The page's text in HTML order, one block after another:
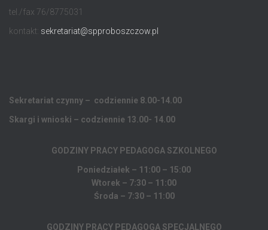
tel./fax 76/8775031
kontakt: sekretariat@spproboszczow.pl
Sekretariat czynny – codziennie 8.00-14.00
Skargi i wnioski – codziennie 13.00- 14.00
GODZINY PRACY PEDAGOGA SZKOLNEGO
Poniedziałek – 11:00 – 15:00
Wtorek – 7:30 – 11:00
Środa – 7:30 – 11:00
GODZINY PRACY PEDAGOGA SPECJALNEGO